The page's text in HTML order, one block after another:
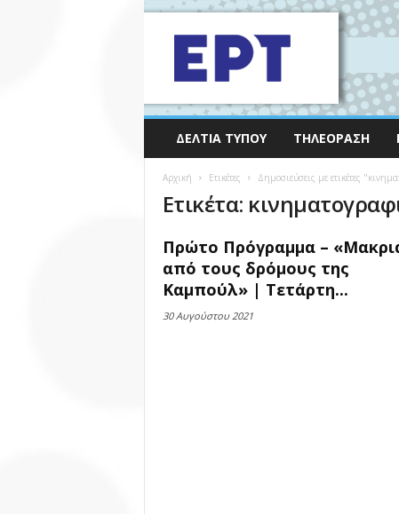
ΔΕΛΤΊΑ ΤΎΠΟΥ ΤΗΛΕΌΡΑΣΗ
Αρχική Ετικέτες Δημοσιεύσεις με ετικέτες
Ετικέτα:
Πρώτο Πρόγραμμα –
από τους δρόμους της
Καμπούλ» | Τετάρτη...
30 Αυγούστου 2021